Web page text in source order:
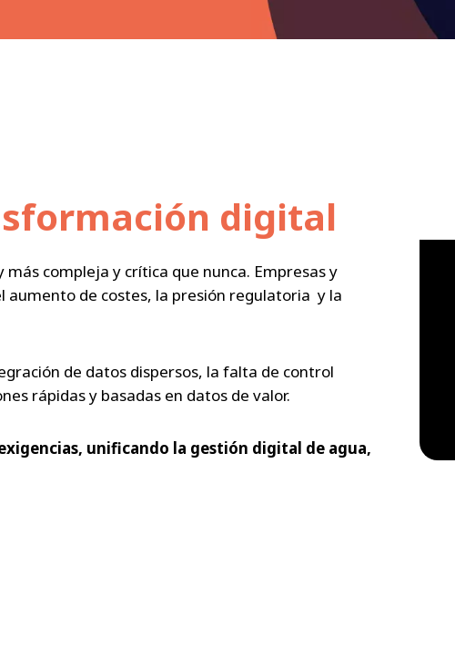
digital
compleja y crítica que nunca. Empresas y
de costes, la presión regulatoria y la
de datos dispersos, la falta de control
rápidas y basadas en datos de valor.
unificando la gestión digital de agua,